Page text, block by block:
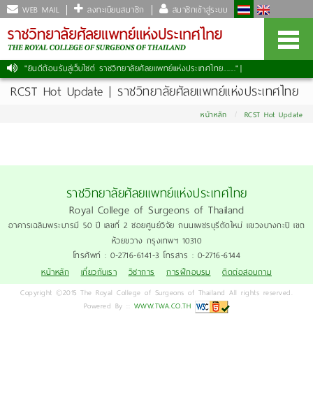
WEB MAIL ลงทะเบียนสมาชิก สมาชิกเข้าสู่ระบบ
"ยินดีต้อนรับสู่เว็บไซต์ ราชวิทยาลัยศัลยแพทย์แห่งประเทศไทย......." |
RCST Hot Update | ราชวิทยาลัยศัลยแพทย์แห่งประเทศไทย
หน้าหลัก RCST Hot Update
ราชวิทยาลัยศัลยแพทย์แห่งประเทศไทย
Royal College of Surgeons of Thailand
อาคารเฉลิมพระบารมี 50 ปี เลขที่ 2 ซอยศูนย์วิจัย ถนนเพชรบุรีตัดใหม่ แขวงบางกะปิ เขต
ห้วยขวาง กรุงเทพฯ 10310
โทรศัพท์ : 0-2716-6141-3 โทรสาร : 0-2716-6144
หน้าหลัก
เกี่ยวกับเรา วิชาการ การฝึกอบรม ติดต่อสอบถาม
Copyright ©2015 The Royal College of Surgeons of Thailand All rights reserved.
Powered By :: WWW.TWA.CO.TH